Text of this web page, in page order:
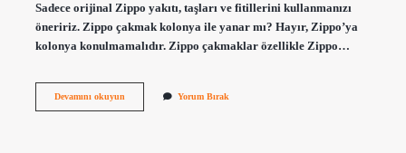
Sadece orijinal Zippo yakıtı, taşları ve fitillerini kullanmanızı
öneririz. Zippo çakmak kolonya ile yanar mı? Hayır, Zippo’ya
kolonya konulmamalıdır. Zippo çakmaklar özellikle Zippo…
Devamını okuyunZippo
Yorum Bırak